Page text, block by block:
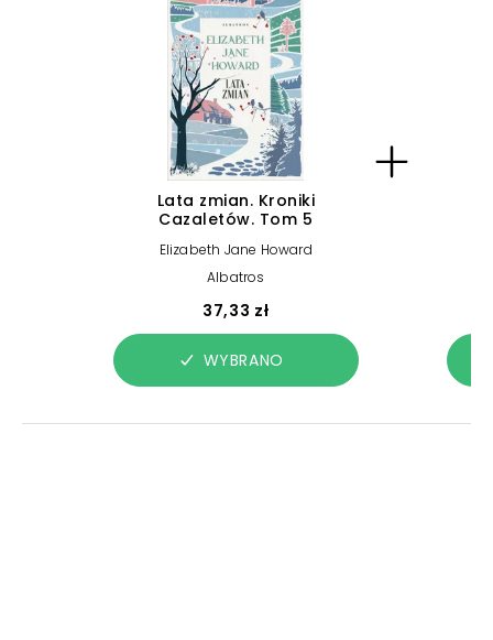
Lata zmian. Kroniki
Cazaletów. Tom 5
Elizabeth Jane Howard
Albatros
37,33 zł
WYBRANO